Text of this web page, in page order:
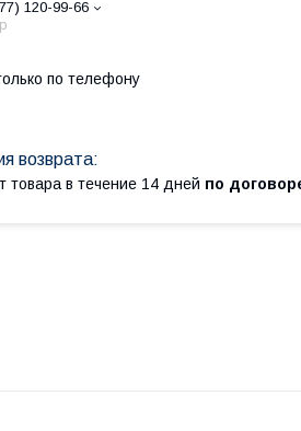
120-99-66
по телефону
товара в течение 14 дней по